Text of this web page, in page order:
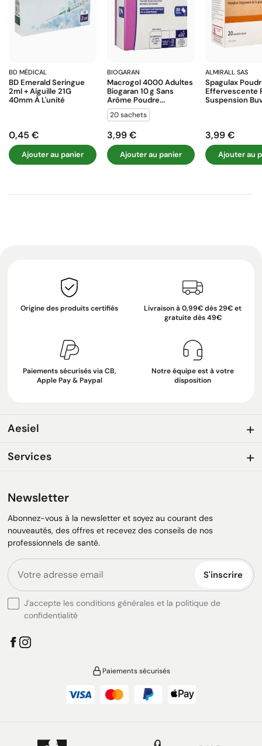
BD MÉDICAL
BD Emerald Seringue
2ml + Aiguille 21G
40mm À L'unité
Prix
0,45 €
Ajouter au panier
BIOGARAN
Macrogol 4000 Adultes
Biogaran 10 G Sans
Arôme Poudre...
20 sachets
Prix
3,99 €
Ajouter au panier
ALMIRALL SAS
Spagulax
Effervescente
Suspension
Prix
3,99 €
Ajouter au
Origine des produits certifiés
Livraison à 0,99€ dès 29€ et
gratuite dès 49€
Paiements sécurisés via CB,
Apple Pay & Paypal
Notre équipe est à votre
disposition
Aesiel
Services
Newsletter
Abonnez-vous à la newsletter et soyez au courant des
nouveautés, des offres et recevez des conseils de nos
professionnels de santé.
S'inscrire
J'accepte les conditions générales et la politique de
confidentialité
Paiements sécurisés